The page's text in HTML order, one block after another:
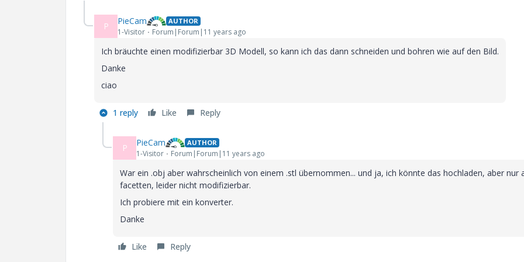
P PieCam AUTHOR
1-Visitor Forum|Forum|11 years ago
Ich bräuchte einen modifizierbar 3D Modell, so kann ich das dann schneiden und bohren wie auf den Bild.
Danke
ciao
1 reply Like Reply
P PieCam AUTHOR
1-Visitor Forum|Forum|11 years ago
War ein .obj aber wahrscheinlich von einem .stl übernommen... und ja, ich könnte das hochladen, aber nur
facetten, leider nicht modifizierbar.
Ich probiere mit ein konverter.
Danke
Like Reply